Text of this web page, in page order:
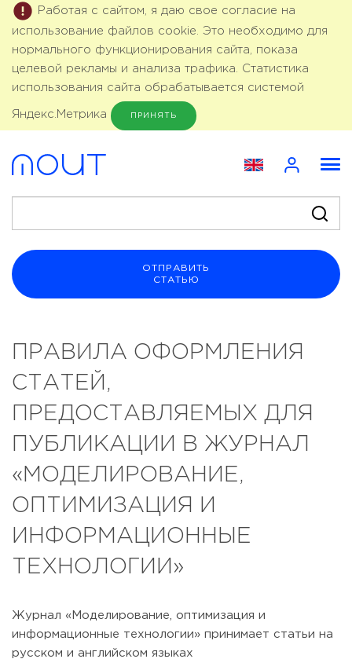
Работая с сайтом, я даю свое согласие на
использование файлов cookie. Это необходимо для
нормального функционирования сайта, показа
целевой рекламы и анализа трафика. Статистика
использования сайта обрабатывается системой
Яндекс.Метрика ПРИНЯТЬ
ОТПРАВИТЬ
СТАТЬЮ
ПРАВИЛА ОФОРМЛЕНИЯ
СТАТЕЙ,
ПРЕДОСТАВЛЯЕМЫХ ДЛЯ
ПУБЛИКАЦИИ В ЖУРНАЛ
«МОДЕЛИРОВАНИЕ,
ОПТИМИЗАЦИЯ И
ИНФОРМАЦИОННЫЕ
ТЕХНОЛОГИИ»
Журнал «Моделирование, оптимизация и
информационные технологии» принимает статьи на
русском и английском языках